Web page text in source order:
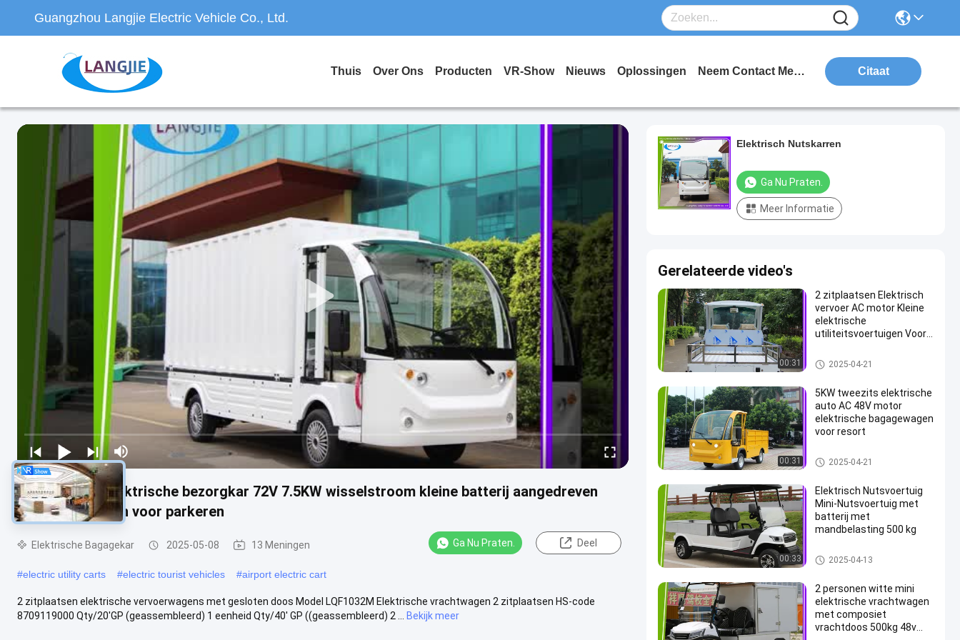
Guangzhou Langjie Electric Vehicle Co., Ltd.
Thuis Over Ons Producten VR-Show Nieuws Oplossingen Neem Contact Met Ons Op Citaat
2 zitplaatsen elektrische bezorgkar 72V 7.5KW wisselstroom kleine batterij aangedreven
utility voertuigen voor parkeren
Elektrische Bagagekar 2025-05-08 13 Meningen Ga Nu Praten. Deel
#electric utility carts #electric tourist vehicles #airport electric cart
2 zitplaatsen elektrische vervoerwagens met gesloten doos Model LQF1032M Elektrische vrachtwagen 2 zitplaatsen HS-code
8709119000 Qty/20'GP (geassembleerd) 1 eenheid Qty/40' GP ((geassembleerd) 2 ...
Bekijk meer
Elektrisch Nutskarren
Ga Nu Praten.
Meer Informatie
Gerelateerde video's
00:31
2 zitplaatsen Elektrisch
vervoer AC motor Kleine
elektrische
utiliteitsvoertuigen Voor
Elektrische Bagagekar
2025-04-21
00:31
5KW tweezits elektrische
auto AC 48V motor
elektrische bagagewagen
voor resort
Elektrische Bagagekar
2025-04-21
00:33
Elektrisch Nutsvoertuig
Mini-Nutsvoertuig met
batterij met
mandbelasting 500 kg
Elektrische Bagagekar
2025-04-13
2 personen witte mini
elektrische vrachtwagen
met composiet
vrachtdoos 500kg 48v